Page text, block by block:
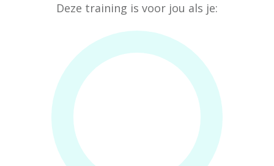
Deze training is voor jou als je: